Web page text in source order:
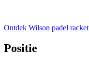
Ontdek Wilson padel racket
Positie